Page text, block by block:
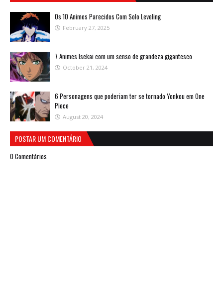
Os 10 Animes Parecidos Com Solo Leveling
February 27, 2025
7 Animes Isekai com um senso de grandeza gigantesco
October 21, 2024
6 Personagens que poderiam ter se tornado Yonkou em One
Piece
August 20, 2024
POSTAR UM COMENTÁRIO
0 Comentários